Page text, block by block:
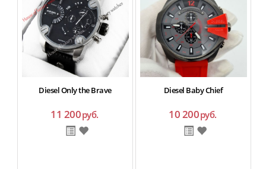
Diesel Only the Brave
11 200руб.
Diesel Baby Chief
10 200руб.